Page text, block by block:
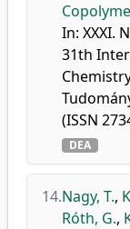
In: XXXI.
31th
(ISSN
DEA
14.Nagy, T.,
Róth, G.,